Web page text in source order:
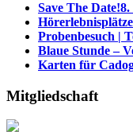
Save The Date!8.
Probenbesuch |
Blaue Stunde –
Karten für
Mitgliedschaft